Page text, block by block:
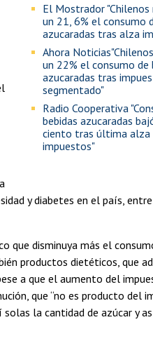
El Mostrador "Chilenos
un 21, 6% el consumo
azucaradas tras alza
Ahora
un 22% el consumo de
azucaradas tras
segmentado"
Radio Cooperativa
bebidas azucaradas
ciento tras última alza
impuestos"
y diabetes en el país,
que disminuya más el
productos dietéticos, que
a que el aumento del
que “no es producto del
solas la cantidad de azúcar y